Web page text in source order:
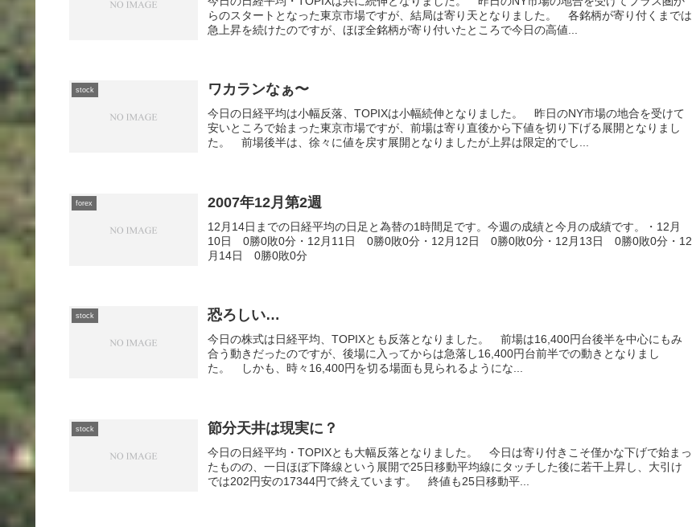
らのスタートとなった東京市場ですが、結局は寄り天となりました。 各銘柄が寄り付くまでは
急上昇を続けたのですが、ほぼ全銘柄が寄り付いたところで今日の高値...
stock ワカランなぁ〜
今日の日経平均は小幅反落、TOPIXは小幅続伸となりました。 昨日のNY市場の地合を受けて
安いところで始まった東京市場ですが、前場は寄り直後から下値を切り下げる展開となりまし
た。 前場後半は、徐々に値を戻す展開となりましたが上昇は限定的でし...
forex 2007年12月第2週
12月14日までの日経平均の日足と為替の1時間足です。今週の成績と今月の成績です。・12月
10日 0勝0敗0分・12月11日 0勝0敗0分・12月12日 0勝0敗0分・12月13日 0勝0敗0分・12
月14日 0勝0敗0分
stock 恐ろしい…
今日の株式は日経平均、TOPIXとも反落となりました。 前場は16,400円台後半を中心にもみ
合う動きだったのですが、後場に入ってからは急落し16,400円台前半での動きとなりまし
た。 しかも、時々16,400円を切る場面も見られるようにな...
stock 節分天井は現実に？
今日の日経平均・TOPIXとも大幅反落となりました。 今日は寄り付きこそ僅かな下げで始まっ
たものの、一日ほぼ下降線という展開で25日移動平均線にタッチした後に若干上昇し、大引け
では202円安の17344円で終えています。 終値も25日移動平...